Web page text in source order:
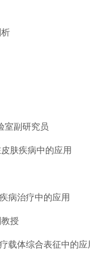
室副研究员
肤疾病中的应用
病治疗中的应用
授
载体综合表征中的应